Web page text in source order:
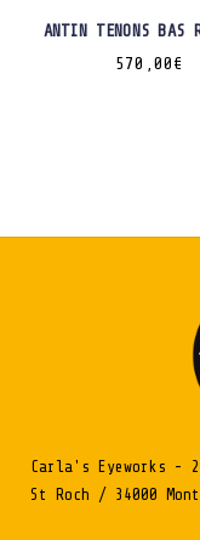
ANTIN TENONS BAS
570,00 €
Carla's Eyeworks -
St Roch / 34000